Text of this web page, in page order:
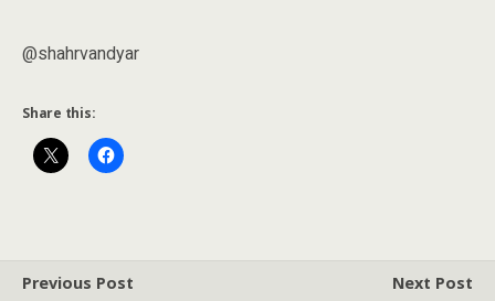
@shahrvandyar
Share this:
Previous Post Next Post